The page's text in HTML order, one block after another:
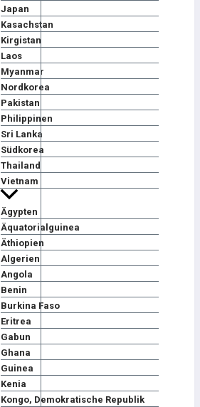
Japan
Kasachstan
Kirgistan
Laos
Myanmar
Nordkorea
Pakistan
Philippinen
Sri Lanka
Südkorea
Thailand
Vietnam
Ägypten
Äquatorialguinea
Äthiopien
Algerien
Angola
Benin
Burkina Faso
Eritrea
Gabun
Ghana
Guinea
Kenia
Kongo, Demokratische Republik